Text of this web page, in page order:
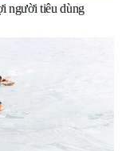
người tiêu dùng